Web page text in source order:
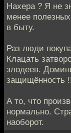
Нахера ? Я не
менее
в быту.
Раз люди
Клацать
злодеев.
защищённость
А то, что
нормально.
наоборот.